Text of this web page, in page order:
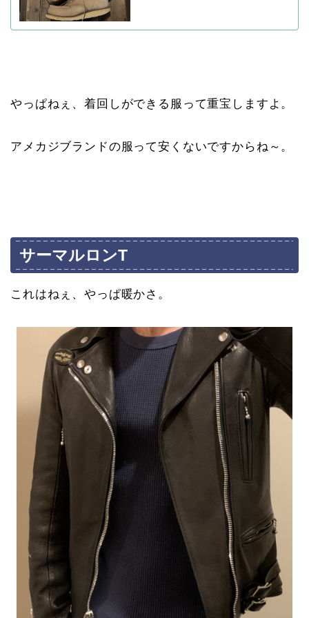
やっぱねぇ、着回しができる服って重宝しますよ。
アメカジブランドの服って安くないですからね～。
サーマルロンT
これはねぇ、やっぱ暖かさ。